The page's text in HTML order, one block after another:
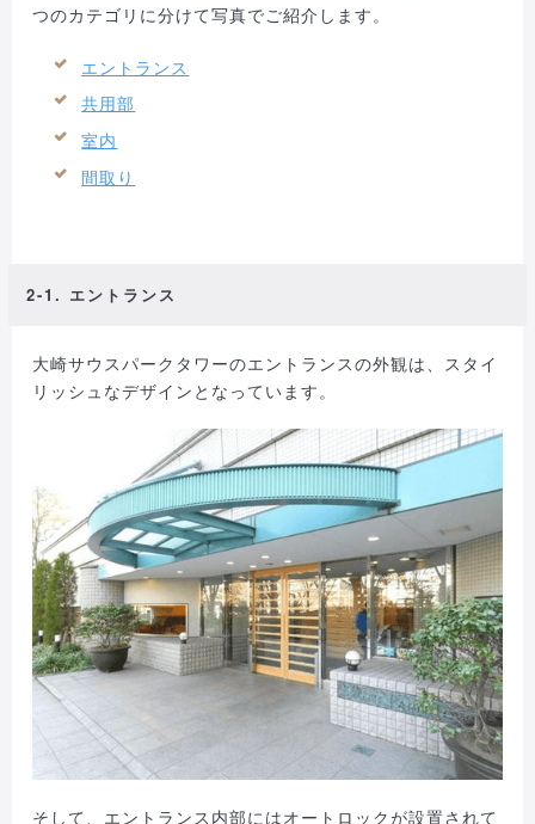
つのカテゴリに分けて写真でご紹介します。
エントランス
共用部
室内
間取り
2-1. エントランス
大崎サウスパークタワーのエントランスの外観は、スタイ
リッシュなデザインとなっています。
そして、エントランス内部にはオートロックが設置されて